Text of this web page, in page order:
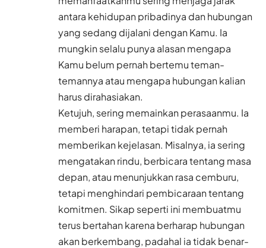
antara kehidupan pribadinya dan hubungan
yang sedang dijalani dengan Kamu. Ia
mungkin selalu punya alasan mengapa
Kamu belum pernah bertemu teman-
temannya atau mengapa hubungan kalian
harus dirahasiakan.
Ketujuh, sering memainkan perasaanmu. Ia
memberi harapan, tetapi tidak pernah
memberikan kejelasan. Misalnya, ia sering
mengatakan rindu, berbicara tentang masa
depan, atau menunjukkan rasa cemburu,
tetapi menghindari pembicaraan tentang
komitmen. Sikap seperti ini membuatmu
terus bertahan karena berharap hubungan
akan berkembang, padahal ia tidak benar-